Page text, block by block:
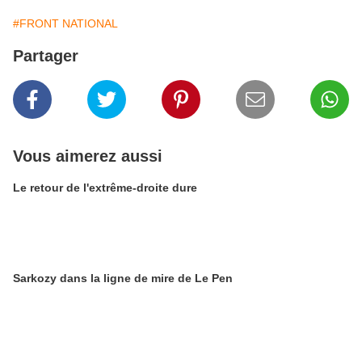
#FRONT NATIONAL
Partager
Vous aimerez aussi
Le retour de l'extrême-droite dure
Sarkozy dans la ligne de mire de Le Pen